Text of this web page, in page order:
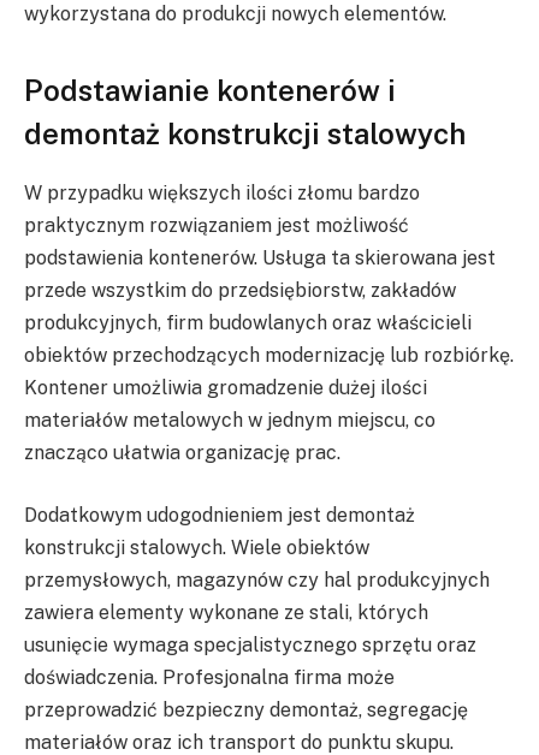
wykorzystana do produkcji nowych elementów.
Podstawianie kontenerów i
demontaż konstrukcji stalowych
W przypadku większych ilości złomu bardzo
praktycznym rozwiązaniem jest możliwość
podstawienia kontenerów. Usługa ta skierowana jest
przede wszystkim do przedsiębiorstw, zakładów
produkcyjnych, firm budowlanych oraz właścicieli
obiektów przechodzących modernizację lub rozbiórkę.
Kontener umożliwia gromadzenie dużej ilości
materiałów metalowych w jednym miejscu, co
znacząco ułatwia organizację prac.
Dodatkowym udogodnieniem jest demontaż
konstrukcji stalowych. Wiele obiektów
przemysłowych, magazynów czy hal produkcyjnych
zawiera elementy wykonane ze stali, których
usunięcie wymaga specjalistycznego sprzętu oraz
doświadczenia. Profesjonalna firma może
przeprowadzić bezpieczny demontaż, segregację
materiałów oraz ich transport do punktu skupu.